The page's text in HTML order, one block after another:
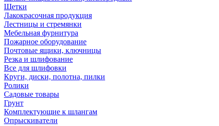
Щетки
Лакокрасочная продукция
Лестницы и стремянки
Мебельная фурнитура
Пожарное оборудование
Почтовые ящики, ключницы
Резка и шлифование
Все для шлифовки
Круги, диски, полотна, пилки
Ролики
Садовые товары
Грунт
Комплектующие к шлангам
Опрыскиватели